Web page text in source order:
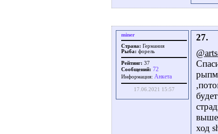
miner
Страна: Германия
Рыба: форель
Рейтинг: 37
Сообщений: 72
Информация: Aнкета
17.06.2021 15:57
27.
выше
ход